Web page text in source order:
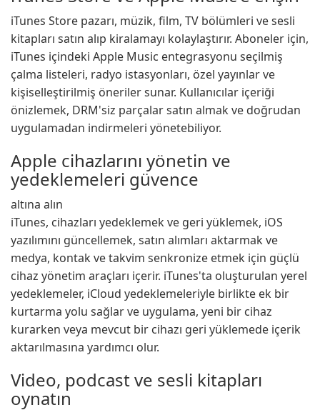
iTunes Store pazarı, müzik, film, TV bölümleri ve sesli
kitapları satın alıp kiralamayı kolaylaştırır. Aboneler için,
iTunes içindeki Apple Music entegrasyonu seçilmiş
çalma listeleri, radyo istasyonları, özel yayınlar ve
kişiselleştirilmiş öneriler sunar. Kullanıcılar içeriği
önizlemek, DRM'siz parçalar satın almak ve doğrudan
uygulamadan indirmeleri yönetebiliyor.
Apple cihazlarını yönetin ve
yedeklemeleri güvence
altına alın
iTunes, cihazları yedeklemek ve geri yüklemek, iOS
yazılımını güncellemek, satın alımları aktarmak ve
medya, kontak ve takvim senkronize etmek için güçlü
cihaz yönetim araçları içerir. iTunes'ta oluşturulan yerel
yedeklemeler, iCloud yedeklemeleriyle birlikte ek bir
kurtarma yolu sağlar ve uygulama, yeni bir cihaz
kurarken veya mevcut bir cihazı geri yüklemede içerik
aktarılmasına yardımcı olur.
Video, podcast ve sesli kitapları
oynatın